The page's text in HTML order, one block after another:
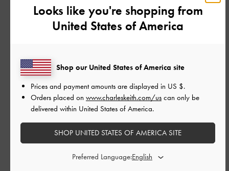
Looks like you're shopping from
United States of America
Shop our United States of America site
Prices and payment amounts are displayed in US $.
Orders placed on www.charleskeith.com/us can only be
delivered within United States of America.
SHOP UNITED STATES OF AMERICA SITE
Preferred Language: